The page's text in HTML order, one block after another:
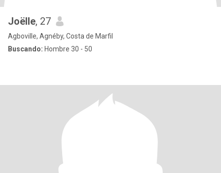
Joëlle, 27
Agboville, Agnéby, Costa de Marfil
Buscando: Hombre 30 - 50